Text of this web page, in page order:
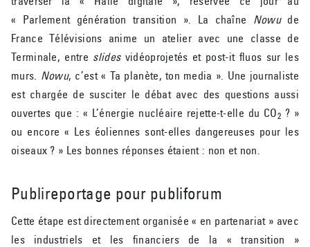
« Parlement génération transition ». La chaîne Nowude
France Télévisions anime un atelier avec une classe de
Terminale, entre slidesvidéoprojetés et post-it fluos sur les
murs. Nowu, c’est « Ta planète, ton media ». Une journaliste
est chargée de susciter le débat avec des questions aussi
ouvertes que : « L’énergie nucléaire rejette-t-elle du CO2? »
ou encore « Les éoliennes sont-elles dangereuses pour les
oiseaux ? » Les bonnes réponses étaient : non et non.
Publireportage pour publiforum
Cette étape est directement organisée « en partenariat » avec
les industriels et les financiers de la « transition »